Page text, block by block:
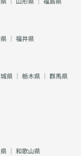
｜ 福井県
県 ｜ 栃木県 ｜ 群馬県
｜ 和歌山県